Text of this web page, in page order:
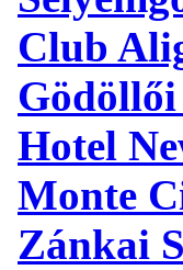
Club
Hotel
Monte
Zánkai